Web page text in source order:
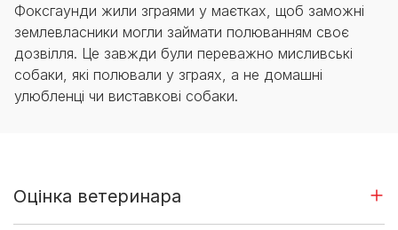
Фоксгаунди жили зграями у маєтках, щоб заможні
землевласники могли займати полюванням своє
дозвілля. Це завжди були переважно мисливські
собаки, які полювали у зграях, а не домашні
улюбленці чи виставкові собаки.
Оцінка ветеринара